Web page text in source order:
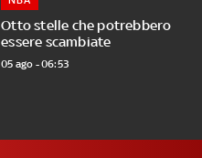
Otto stelle che potrebbero
essere scambiate
05 ago - 06:53